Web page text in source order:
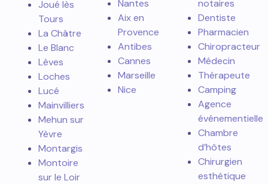
Joué lès
Tours
La Châtre
Le Blanc
Lèves
Loches
Lucé
Mainvilliers
Mehun sur
Yèvre
Montargis
Montoire
sur le Loir
Nantes
Aix en
Provence
Antibes
Cannes
Marseille
Nice
notaires
Dentiste
Pharmacien
Chiropracteur
Médecin
Thérapeute
Camping
Agence
événementielle
Chambre
d’hôtes
Chirurgien
esthétique